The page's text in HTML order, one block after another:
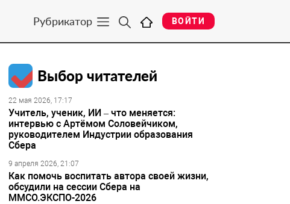
Рубрикатор ВОЙТИ
Выбор читателей
22 мая 2026, 17:17
Учитель, ученик, ИИ – что меняется:
интервью с Артёмом Соловейчиком,
руководителем Индустрии образования
Сбера
9 апреля 2026, 21:07
Как помочь воспитать автора своей жизни,
обсудили на сессии Сбера на
ММСО.ЭКСПО-2026